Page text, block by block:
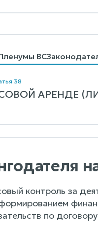
ВС
Поиск
38
АРЕНДЕ
контроль за
по договору